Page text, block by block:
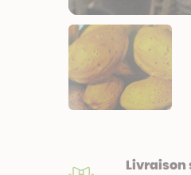
Livraison